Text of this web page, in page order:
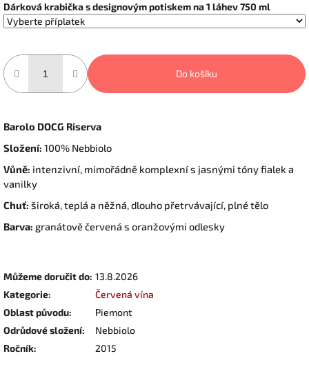
Dárková krabička s designovým potiskem na 1 láhev 750 ml
Do košíku
Barolo DOCG Riserva
Složení: 100% Nebbiolo
Vůně: intenzivní, mimořádně komplexní s jasnými tóny fialek a
vanilky
Chuť: široká, teplá a něžná, dlouho přetrvávající, plné tělo
Barva: granátově červená s oranžovými odlesky
Můžeme doručit do: 13.8.2026
Kategorie:
Červená vína
Oblast původu:
Piemont
Odrůdové složení:
Nebbiolo
Ročník: 2015